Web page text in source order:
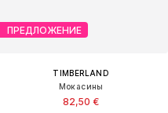
ПРЕДЛОЖЕНИЕ
TIMBERLAND
Мокасины
82,50 €